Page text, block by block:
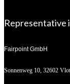
Representative
Fairpoint GmbH
Sonnenweg 10, 32602